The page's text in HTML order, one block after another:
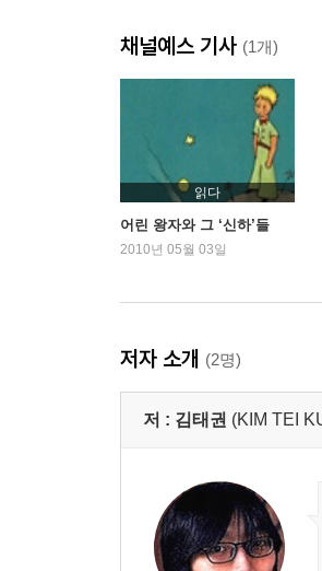
해제: 노동시간 단축과 사회
6장 백 년 전의 지구: 민영화
해제: 시장실패와 공공부
7장 상자에 갇힌 별: 비정규
해제: 연대와 공동체로 가는
부록 2 민생뎐
채널예스 기사 (1개)
읽다
어린 왕자와 그 ‘신하’들
2010년 05월 03일
저자 소개 (2명)
저 : 김태권 (KIM TEI